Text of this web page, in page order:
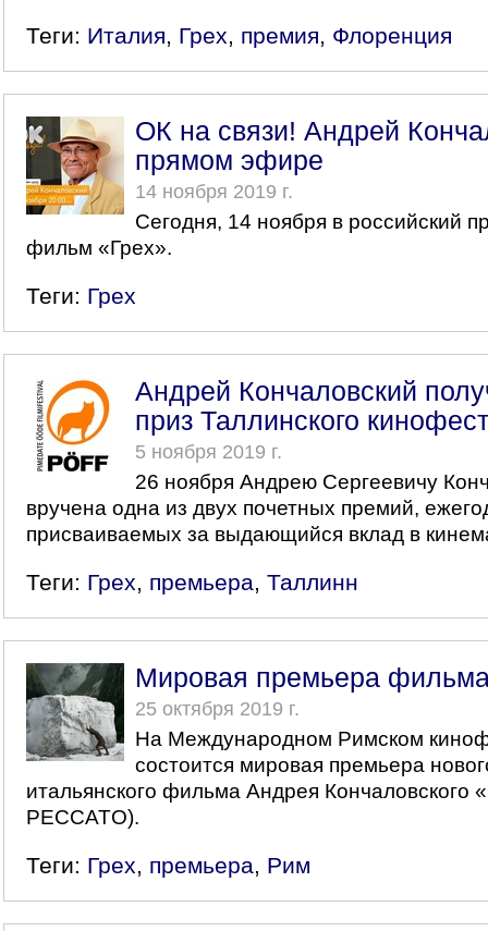
Теги: Италия, Грех, премия, Флоренция
ОК на связи! Андрей
прямом эфире
14 ноября 2019 г.
Сегодня, 14 ноября в российский
фильм «Грех».
Теги: Грех
Андрей Кончаловский
приз Таллинского
5 ноября 2019 г.
26 ноября Андрею Сергеевичу
вручена одна из двух почетных премий,
присваиваемых за выдающийся вклад в
Теги: Грех, премьера, Таллинн
Мировая премьера
25 октября 2019 г.
На Международном Римском
состоится мировая премьера
итальянского фильма Андрея Кончаловского
PECCATO).
Теги: Грех, премьера, Рим